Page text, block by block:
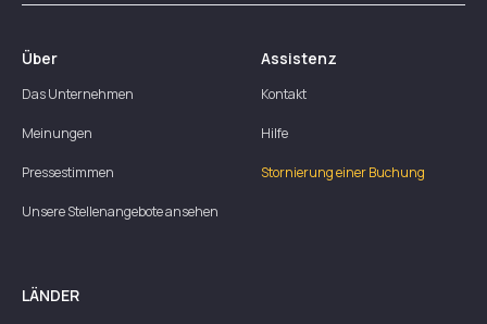
Über
Das Unternehmen
Meinungen
Pressestimmen
Unsere Stellenangebote ansehen
Assistenz
Kontakt
Hilfe
Stornierung einer Buchung
LÄNDER